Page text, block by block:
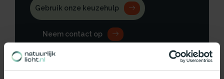
Gebruik onze keuzehulp
Neem contact op